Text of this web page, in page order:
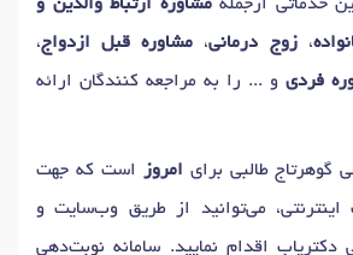
خدماتی ازجملهمشاوره ارتباط والدین و
،زوج درمانی، مشاوره قبل ازدواج،
فردی و ... را به مراجعه کنندگان ارائه
گوهرتاج طالبی برای امروز
است که جهت
می‌توانید از طریق وب‌سایت و
اقدام نمایید. سامانه نوبت‌دهی